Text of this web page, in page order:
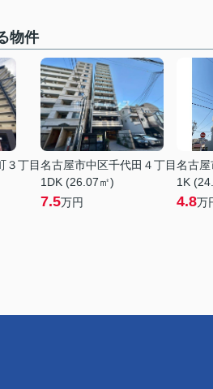
物件
３丁目名古屋市中区千代田４丁目
1DK (26.07㎡)
7.5万円
名古
1K
4.8万